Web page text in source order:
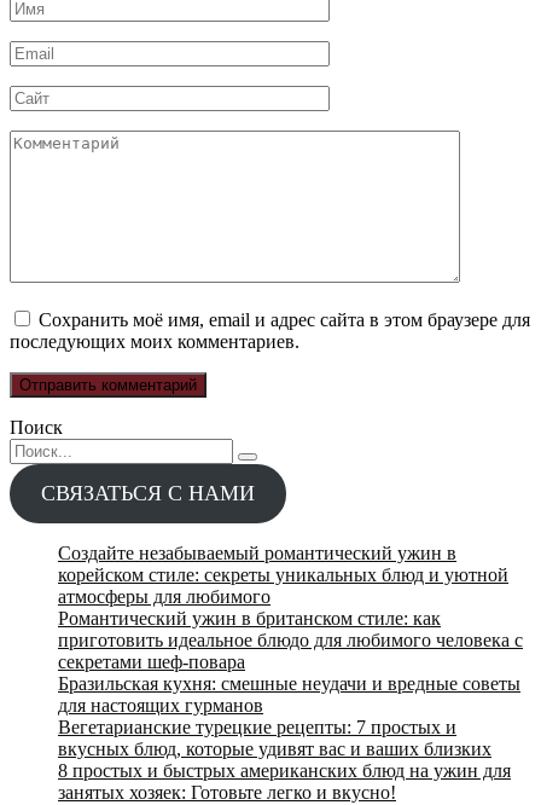
Имя
*
Email
*
Сайт
Комментарий
Сохранить моё имя, email и адрес сайта в этом браузере для
последующих моих комментариев.
Поиск
Search
for:
СВЯЗАТЬСЯ С НАМИ
Создайте незабываемый романтический ужин в
корейском стиле: секреты уникальных блюд и уютной
атмосферы для любимого
Романтический ужин в британском стиле: как
приготовить идеальное блюдо для любимого человека с
секретами шеф-повара
Бразильская кухня: смешные неудачи и вредные советы
для настоящих гурманов
Вегетарианские турецкие рецепты: 7 простых и
вкусных блюд, которые удивят вас и ваших близких
8 простых и быстрых американских блюд на ужин для
занятых хозяек: Готовьте легко и вкусно!